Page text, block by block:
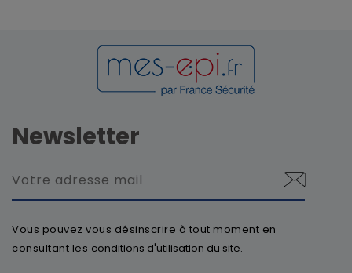
Newsletter
Vous pouvez vous désinscrire à tout moment en
consultant les conditions d'utilisation du site.